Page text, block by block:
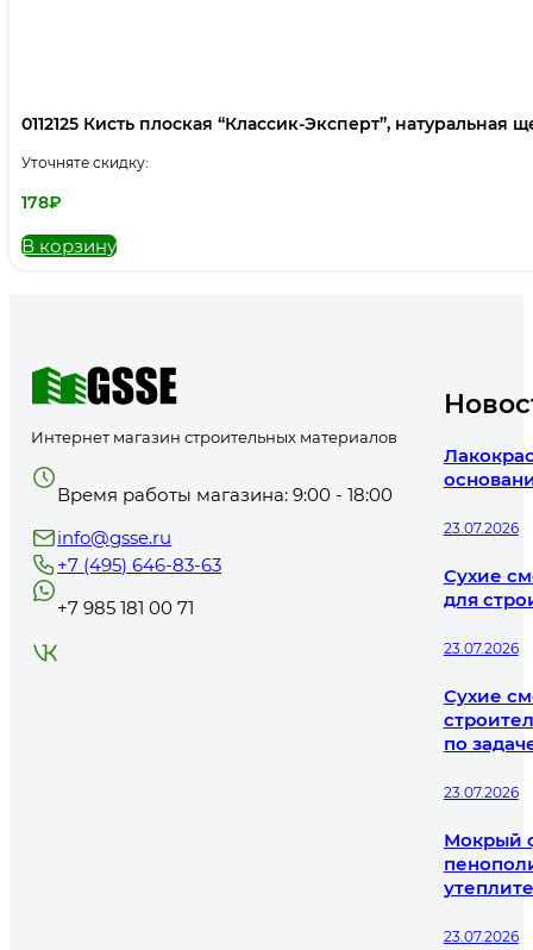
0112125 Кисть плоская “Классик-Эксперт”, натуральная
Уточняте скидку:
178₽
В корзину
Интернет магазин строительных материалов
Время работы магазина: 9:00 - 18:00
info@gsse.ru
+7 (495) 646-83-63
+7 985 181 00 71
23.07.2026
Сухие
для
23.07.2026
Сухие
по
23.07.2026
Мокрый
23.07.2026